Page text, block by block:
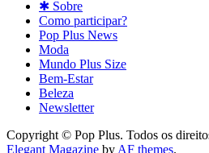
✱ Sobre
Como participar?
Pop Plus News
Moda
Mundo Plus Size
Bem-Estar
Beleza
Newsletter
Copyright © Pop Plus. Todos os
Elegant Magazine by AF themes.